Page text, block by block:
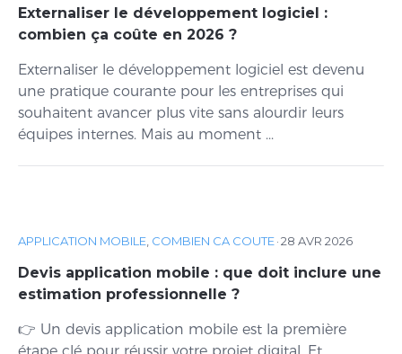
Externaliser le développement logiciel :
combien ça coûte en 2026 ?
Externaliser le développement logiciel est devenu
une pratique courante pour les entreprises qui
souhaitent avancer plus vite sans alourdir leurs
équipes internes. Mais au moment ...
APPLICATION MOBILE, COMBIEN CA COUTE·28 AVR 2026
Devis application mobile : que doit inclure une
estimation professionnelle ?
👉 Un devis application mobile est la première